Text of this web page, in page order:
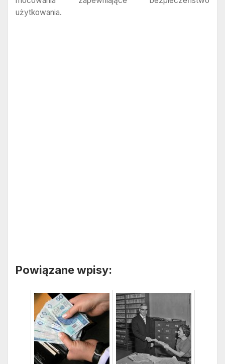
użytkowania.
Powiązane wpisy: